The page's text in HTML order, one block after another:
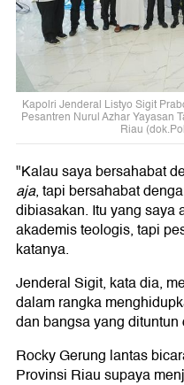
Kapolri Jenderal Listyo Sigit
Pesantren Nurul Azhar Yayasan
Riau
"Kalau saya bersahabat
aja, tapi bersahabat
dibiasakan. Itu yang saya
akademis teologis, tapi
katanya.
Jenderal Sigit, kata dia,
dalam rangka
dan bangsa yang
Rocky Gerung lantas
Provinsi Riau supaya